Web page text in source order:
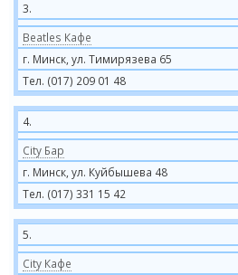
3.
Beatles Кафе
г. Минск, ул. Тимирязева 65
Тел. (017) 209 01 48
4.
City Бар
г. Минск, ул. Куйбышева 48
Тел. (017) 331 15 42
5.
City Кафе